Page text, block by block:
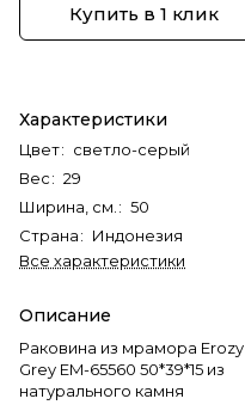
Купить в 1 клик
Характеристики
Цвет: светло-серый
Вес: 29
Ширина, см. : 50
Страна: Индонезия
Все характеристики
Описание
Раковина из мрамора Erozy
Grey EM-65560 50*39*15 из
натурального камня